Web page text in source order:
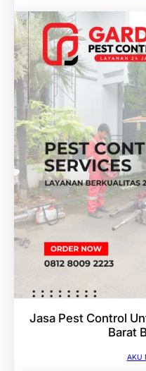
Jasa Pest Control
Barat
AKU